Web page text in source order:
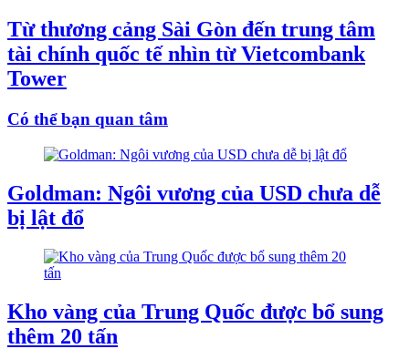
Từ thương cảng Sài Gòn đến trung tâm
tài chính quốc tế nhìn từ Vietcombank
Tower
Có thể bạn quan tâm
Goldman: Ngôi vương của USD chưa dễ
bị lật đổ
Kho vàng của Trung Quốc được bổ sung
thêm 20 tấn